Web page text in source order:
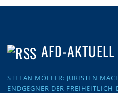
AFD-AKTUELL
STEFAN MÖLLER: JURISTEN
ENDGEGNER DER